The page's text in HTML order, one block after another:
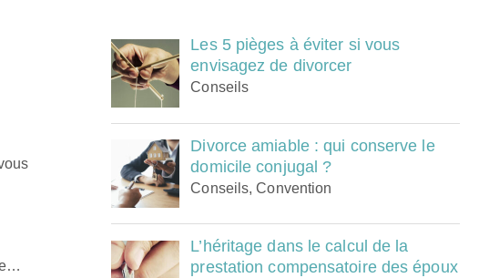
Les 5 pièges à éviter si vous
envisagez de divorcer
Conseils
Divorce amiable : qui conserve le
domicile conjugal ?
Conseils, Convention
L’héritage dans le calcul de la
prestation compensatoire des époux